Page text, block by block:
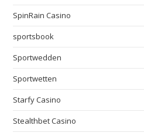
SpinRain Casino
sportsbook
Sportwedden
Sportwetten
Starfy Casino
Stealthbet Casino